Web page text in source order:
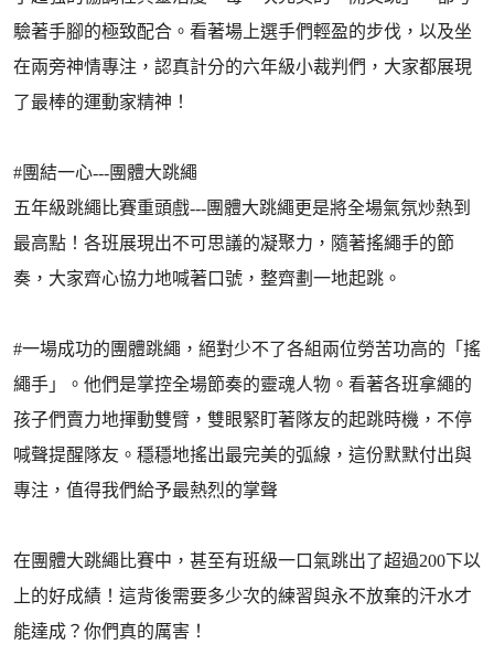
驗著手腳的極致配合。看著場上選手們輕盈的步伐，以及坐
在兩旁神情專注，認真計分的六年級小裁判們，大家都展現
了最棒的運動家精神！
#團結一心---團體大跳繩
五年級跳繩比賽重頭戲---團體大跳繩更是將全場氣氛炒熱到
最高點！各班展現出不可思議的凝聚力，隨著搖繩手的節
奏，大家齊心協力地喊著口號，整齊劃一地起跳。
#一場成功的團體跳繩，絕對少不了各組兩位勞苦功高的「搖
繩手」。他們是掌控全場節奏的靈魂人物。看著各班拿繩的
孩子們賣力地揮動雙臂，雙眼緊盯著隊友的起跳時機，不停
喊聲提醒隊友。穩穩地搖出最完美的弧線，這份默默付出與
專注，值得我們給予最熱烈的掌聲
在團體大跳繩比賽中，甚至有班級一口氣跳出了超過200下以
上的好成績！這背後需要多少次的練習與永不放棄的汗水才
能達成？你們真的厲害！